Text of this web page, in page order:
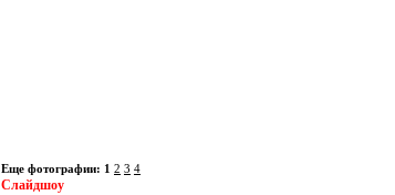
Еще фотографии: 1 2 3 4
Слайдшоу